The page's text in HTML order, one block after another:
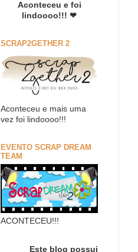
Aconteceu e foi
lindoooo!!! ❤
SCRAP2GETHER 2
Aconteceu e mais uma
vez foi lindoooo!!!
EVENTO SCRAP DREAM
TEAM
ACONTECEU!!!
Este blog possui